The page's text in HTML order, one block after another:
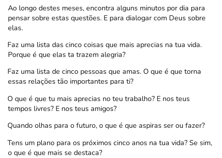
Ao longo destes meses, encontra alguns minutos por dia para
pensar sobre estas questões. E para dialogar com Deus sobre
elas.
Faz uma lista das cinco coisas que mais aprecias na tua vida.
Porque é que elas ta trazem alegria?
Faz uma lista de cinco pessoas que amas. O que é que torna
essas relações tão importantes para ti?
O que é que tu mais aprecias no teu trabalho? E nos teus
tempos livres? E nos teus amigos?
Quando olhas para o futuro, o que é que aspiras ser ou fazer?
Tens um plano para os próximos cinco anos na tua vida? Se sim,
o que é que mais se destaca?